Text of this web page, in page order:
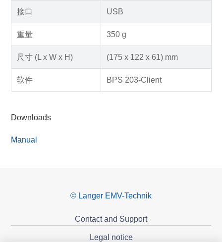
接口 USB
重量 350 g
尺寸 (L x W x H) (175 x 122 x 61) mm
软件 BPS 203-Client
Downloads
Manual
© Langer EMV-Technik
Contact and Support
Legal notice